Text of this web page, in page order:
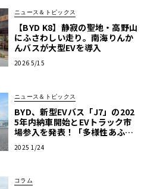
ニュース＆トピックス
【BYD K8】静寂の聖地・高野山
にふさわしい走り。南海りんか
んバスが大型EVを導入
2026 5/15
ニュース＆トピックス
BYD、新型EVバス「J7」の202
5年内納車開始とEVトラック市
場参入を発表！「多様性あふれ
2025 1/24
コラム